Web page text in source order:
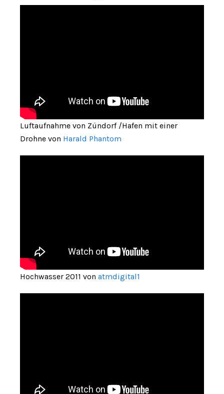
Luftaufnahme von Zündorf /Hafen mit einer
Drohne von Harald Phantom
Hochwasser 2011 von atmdigital1